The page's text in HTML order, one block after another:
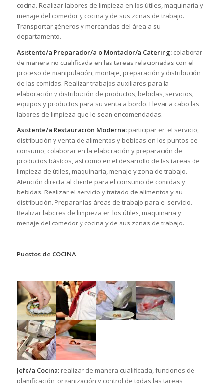
cocina. Realizar labores de limpieza en los útiles, maquinaria y
menaje del comedor y cocina y de sus zonas de trabajo.
Transportar géneros y mercancías del área a su
departamento.
Asistente/a Preparador/a o Montador/a Catering:colaborar
de manera no cualificada en las tareas relacionadas con el
proceso de manipulación, montaje, preparación y distribución
de las comidas. Realizar trabajos auxiliares para la
elaboración y distribución de productos, bebidas, servicios,
equipos y productos para su venta a bordo. Llevar a cabo las
labores de limpieza que le sean encomendadas.
Asistente/a Restauración Moderna:participar en el servicio,
distribución y venta de alimentos y bebidas en los puntos de
consumo, colaborar en la elaboración y preparación de
productos básicos, así como en el desarrollo de las tareas de
limpieza de útiles, maquinaria, menaje y zona de trabajo.
Atención directa al cliente para el consumo de comidas y
bebidas. Realizar el servicio y tratado de alimentos y su
distribución. Preparar las áreas de trabajo para el servicio.
Realizar labores de limpieza en los útiles, maquinaria y
menaje del comedor y cocina y de sus zonas de trabajo.
Puestos de COCINA
Jefe/a Cocina:realizar de manera cualificada, funciones de
planificación, organización y control de todas las tareas